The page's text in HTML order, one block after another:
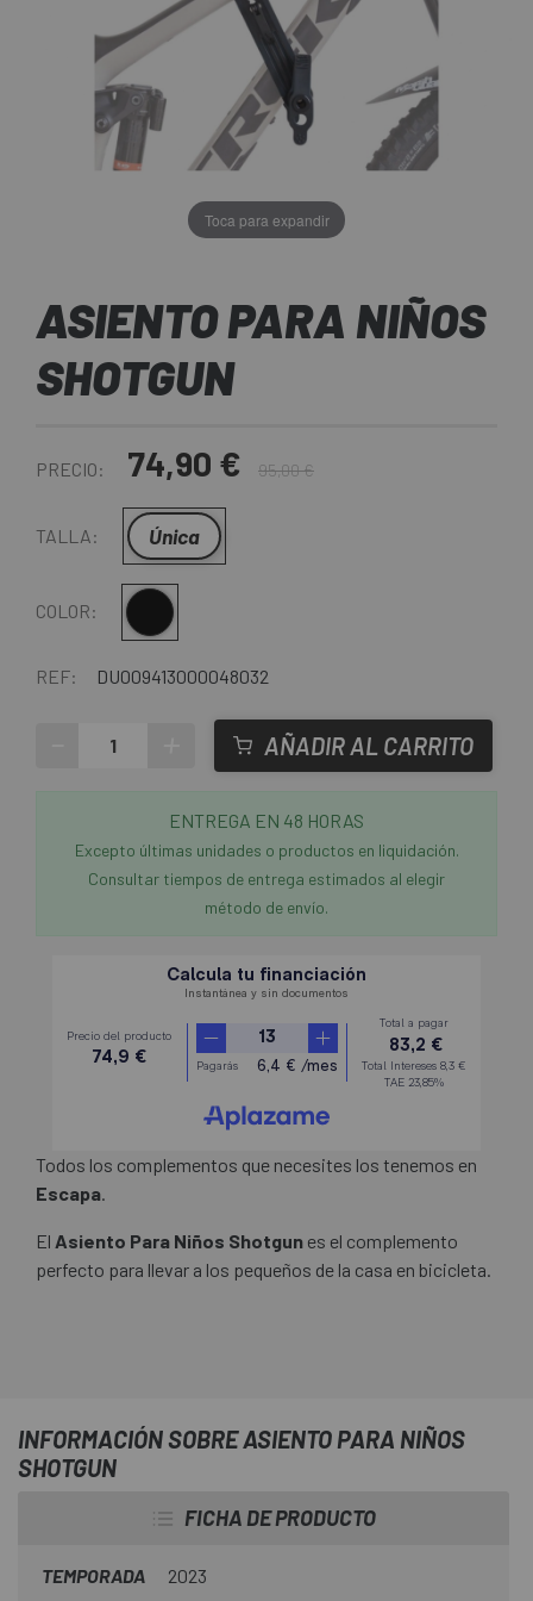
Toca para expandir
ASIENTO PARA NIÑOS
SHOTGUN
PRECIO: 74,90 € 95,00 €
TALLA: Única
COLOR: Negro
REF: DU009413000048032
AÑADIR AL CARRITO
ENTREGA EN 48 HORAS
Excepto últimas unidades o productos en liquidación.
Consultar tiempos de entrega estimados al elegir
método de envío.
Todos los complementos que necesites los tenemos en
Escapa.
El Asiento Para Niños Shotgun es el complemento
perfecto para llevar a los pequeños de la casa en bicicleta.
INFORMACIÓN SOBRE ASIENTO PARA NIÑOS
SHOTGUN
FICHA DE PRODUCTO
TEMPORADA 2023